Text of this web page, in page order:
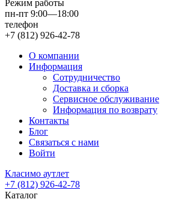
Режим работы
пн-пт 9:00—18:00
телефон
+7 (812) 926-42-78
О компании
Информация
Сотрудничество
Доставка и сборка
Сервисное обслуживание
Информация по возврату
Контакты
Блог
Связаться с нами
Войти
Класимо аутлет
+7 (812) 926-42-78
Каталог